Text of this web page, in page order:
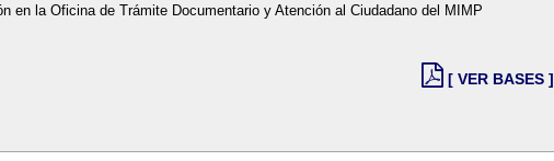
en la Oficina de Trámite Documentario y Atención al Ciudadano del MIMP
[ VER BASES ]